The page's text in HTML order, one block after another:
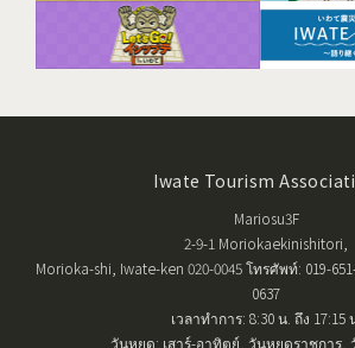
Iwate Tourism
Mariosu3F
2-9-1 Moriokaekinishitori,
Morioka-shi, Iwate-ken 020-0045 โทรศัพท์: 019-
0637
เวลาทำการ: 8:30 น. ถึง 17:15
วันหยุด: เสาร์-อาทิตย์, วันหยุดราชการ,